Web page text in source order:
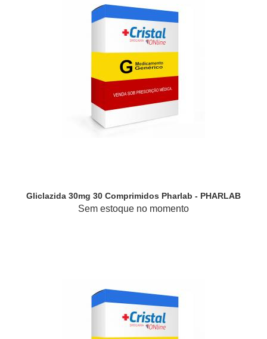
Gliclazida 30mg 30 Comprimidos Pharlab - PHARLAB
Sem estoque no momento